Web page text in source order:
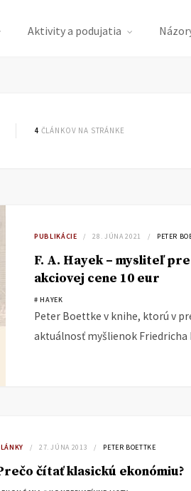
Aktivity a podujatia
4 ČLÁNKOV NA STRÁNKE
PUBLIKÁCIE 28. JÚNA 2021 PETER
F. A. Hayek – mysliteľ
akciovej cene 10 eur
# HAYEK
Peter Boettke v knihe, ktorú v
aktuálnosť myšlienok Friedricha
27. JÚNA 2013 PETER BOETTKE
čítať klasickú ekonómiu?